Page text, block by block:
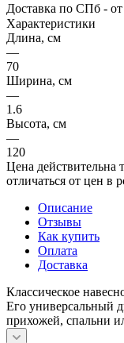
Доставка по СПб -
Характеристики
Длина, см
—
70
Ширина, см
—
1.6
Высота, см
—
120
Цена действительна
отличаться от цен в
Описание
Отзывы
Как купить
Оплата
Доставка
Классическое
Его универсальный
прихожей, спальни